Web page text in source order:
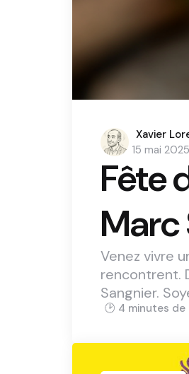
Posted
by
Xavier
15 mai 2025
Fête
Marc
Venez vivre
rencontrent.
Sangnier.
4 min